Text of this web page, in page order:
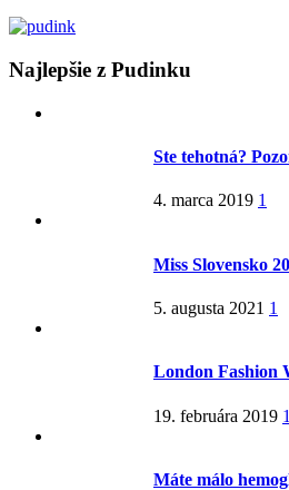
Najlepšie z Pudinku
Ste tehotná?
4. marca 2019 1
Miss Slovensko
5. augusta 2021 1
London Fashion
19. februára 2019 1
Máte málo